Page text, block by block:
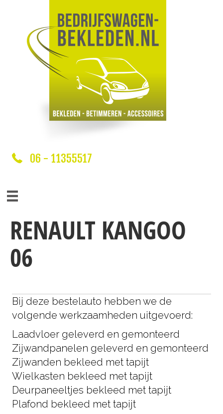
06 - 11355517
RENAULT KANGOO
06
Bij deze bestelauto hebben we de
volgende werkzaamheden uitgevoerd:
Laadvloer geleverd en gemonteerd
Zijwandpanelen geleverd en gemonteerd
Zijwanden bekleed met tapijt
Wielkasten bekleed met tapijt
Deurpaneeltjes bekleed met tapijt
Plafond bekleed met tapijt